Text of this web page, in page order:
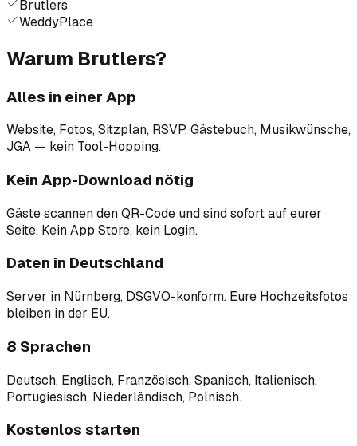
Brutlers
WeddyPlace
Warum Brutlers?
Alles in einer App
Website, Fotos, Sitzplan, RSVP, Gästebuch, Musikwünsche,
JGA — kein Tool-Hopping.
Kein App-Download nötig
Gäste scannen den QR-Code und sind sofort auf eurer
Seite. Kein App Store, kein Login.
Daten in Deutschland
Server in Nürnberg, DSGVO-konform. Eure Hochzeitsfotos
bleiben in der EU.
8 Sprachen
Deutsch, Englisch, Französisch, Spanisch, Italienisch,
Portugiesisch, Niederländisch, Polnisch.
Kostenlos starten